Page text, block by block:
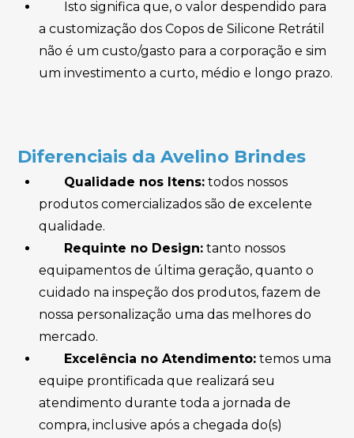
Isto significa que, o valor despendido para
a customização dos Copos de Silicone Retrátil
não é um custo/gasto para a corporação e sim
um investimento a curto, médio e longo prazo.
Diferenciais da Avelino Brindes
Qualidade nos Itens:todos nossos
produtos comercializados são de excelente
qualidade.
Requinte no Design:tanto nossos
equipamentos de última geração, quanto o
cuidado na inspeção dos produtos, fazem de
nossa personalização uma das melhores do
mercado.
Excelência no Atendimento:temos uma
equipe prontificada que realizará seu
atendimento durante toda a jornada de
compra, inclusive após a chegada do(s)